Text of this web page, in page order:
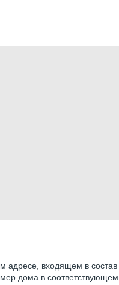
адресе, входящем в состав
дома в соответствующем